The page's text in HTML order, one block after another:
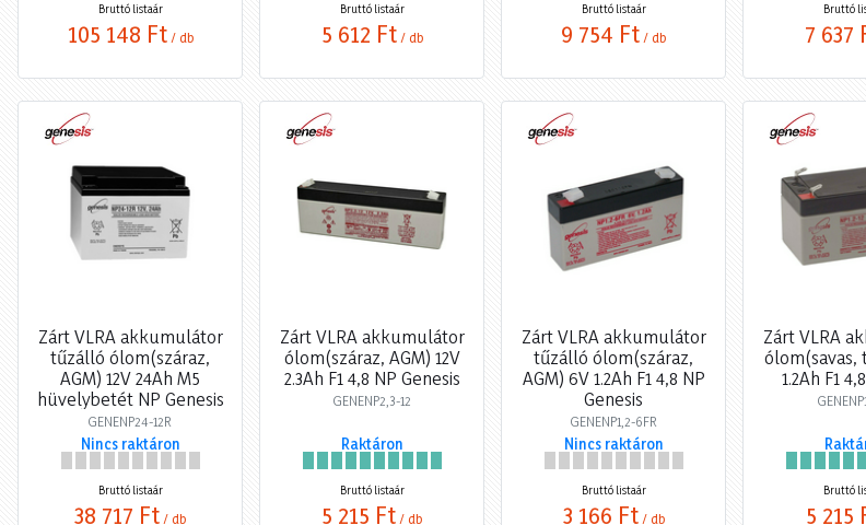
Bruttó listaár
105 148 Ft / db
Bruttó listaár
5 612 Ft / db
Bruttó listaár
9 754 Ft / db
Bruttó
7 637
Zárt VLRA akkumulátor
tűzálló ólom(száraz,
AGM) 12V 24Ah M5
hüvelybetét NP Genesis
GENENP24-12R
Nincs raktáron
Bruttó listaár
38 717 Ft / db
Zárt VLRA akkumulátor
ólom(száraz, AGM) 12V
2.3Ah F1 4,8 NP Genesis
GENENP2,3-12
Raktáron
Bruttó listaár
5 215 Ft / db
Zárt VLRA akkumulátor
tűzálló ólom(száraz,
AGM) 6V 1.2Ah F1 4,8 NP
Genesis
GENENP1,2-6FR
Nincs raktáron
Bruttó listaár
3 166 Ft / db
Zárt VLRA
ólom(savas,
1.2Ah F1
Bruttó
5 215